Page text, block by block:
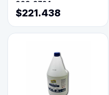
003-0794
$221.438